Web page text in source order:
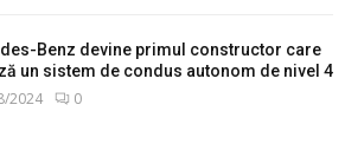
Benz devine primul constructor care
un sistem de condus autonom de nivel 4
2024 0